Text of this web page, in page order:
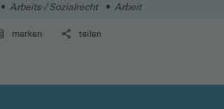
Arbeits-/ Sozialrecht Arbeit
merken teilen